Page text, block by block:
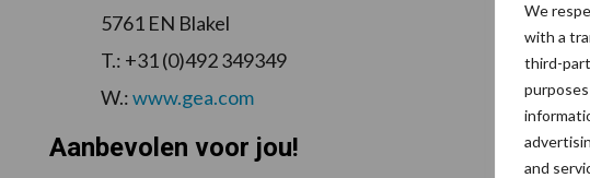
We
with a
third-
and
5761 EN Blakel
T.: +31 (0)492 349349
W.:www.gea.com
Aanbevolen voor jou!